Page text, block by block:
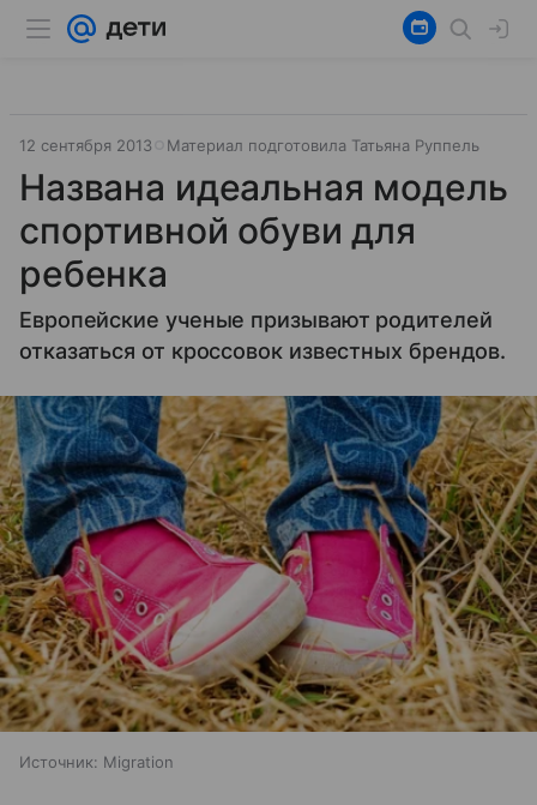
12 сентября 2013 Материал подготовила Татьяна Руппель
Названа идеальная модель
спортивной обуви для
ребенка
Европейские ученые призывают родителей
отказаться от кроссовок известных брендов.
Источник: Migration